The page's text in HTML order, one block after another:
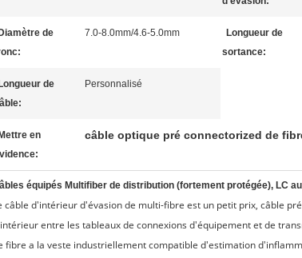
Diamètre de
7.0-8.0mm/4.6-5.0mm
Longueur de
sortance:
Longueur de
Personnalisé
Mettre en
câble optique pré connectorized de
équipés Multifiber de distribution (fortement protégée), LC
câble d'intérieur d'évasion de multi-fibre est un petit prix, câble
entre les tableaux de connexions d'équipement et de
fibre a la veste industriellement compatible d'estimation